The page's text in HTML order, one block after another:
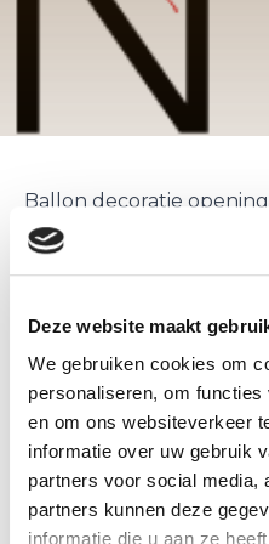
Deze website maakt
We gebruiken cookies om
personaliseren, om
en om ons websiteverkeer
informatie over uw gebruik
partners voor social media,
partners kunnen deze
informatie die u aan ze
Ballon decoratie
Wormerveer.
Voor de opening van
decoratieverzorgen.
Street Jump is een
om zich uit te leven en
kinder partijen.
Gratis parkeren in
openingstijden.